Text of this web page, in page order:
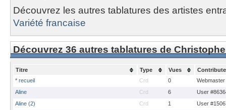
Découvrez les autres tablatures des artistes
Variété francaise
Découvrez 36 autres tablatures de Christophe
Titre Type Vues
* recueil
Crd 0
Webmaster
Aline
Crd 6
User
Aline (2)
Crd 1
User